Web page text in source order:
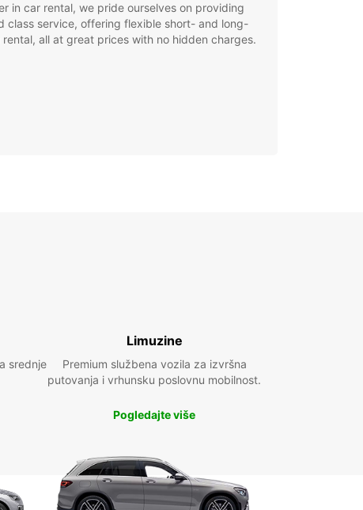
in car rental, we pride ourselves on providing
class service, offering flexible short- and long-
rental, all at great prices with no hidden charges.
srednje
Limuzine
Premium službena vozila za izvršna
putovanja i vrhunsku poslovnu mobilnost.
Pogledajte više